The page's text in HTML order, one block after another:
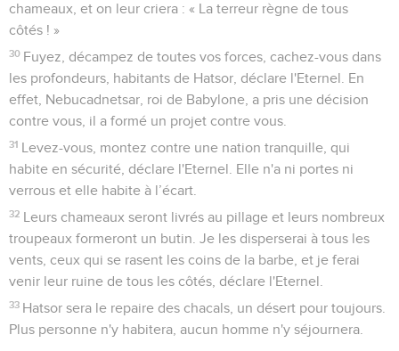
chameaux, et on leur criera : « La terreur règne de tous
côtés ! »
30 Fuyez, décampez de toutes vos forces, cachez-vous dans
les profondeurs, habitants de Hatsor, déclare l'Eternel. En
effet, Nebucadnetsar, roi de Babylone, a pris une décision
contre vous, il a formé un projet contre vous.
31 Levez-vous, montez contre une nation tranquille, qui
habite en sécurité, déclare l'Eternel. Elle n'a ni portes ni
verrous et elle habite à l’écart.
32 Leurs chameaux seront livrés au pillage et leurs nombreux
troupeaux formeront un butin. Je les disperserai à tous les
vents, ceux qui se rasent les coins de la barbe, et je ferai
venir leur ruine de tous les côtés, déclare l'Eternel.
33 Hatsor sera le repaire des chacals, un désert pour toujours.
Plus personne n'y habitera, aucun homme n'y séjournera.